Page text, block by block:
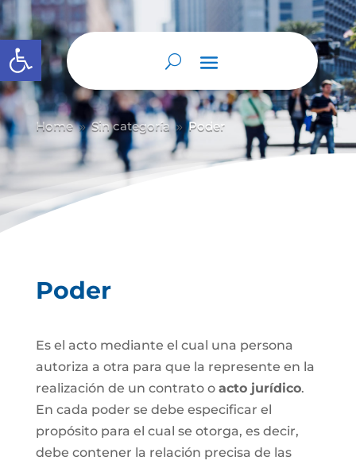
Abrir barra de herramientas
Home 9 Sin categoría 9 Poder
Poder
Es el acto mediante el cual una persona
autoriza a otra para que la represente en la
realización de un contrato o acto jurídico.
En cada poder se debe especificar el
propósito para el cual se otorga, es decir,
debe contener la relación precisa de las